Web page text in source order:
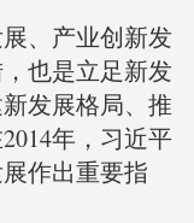
、产业创新发
也是立足新发
发展格局、推
年，习近平
作出重要指